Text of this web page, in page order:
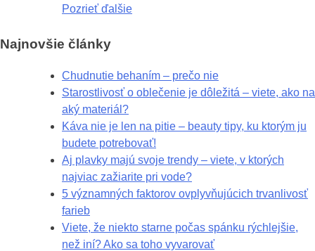
Pozrieť ďalšie
Najnovšie články
Chudnutie behaním – prečo nie
Starostlivosť o oblečenie je dôležitá – viete, ako na
aký materiál?
Káva nie je len na pitie – beauty tipy, ku ktorým ju
budete potrebovať!
Aj plavky majú svoje trendy – viete, v ktorých
najviac zažiarite pri vode?
5 významných faktorov ovplyvňujúcich trvanlivosť
farieb
Viete, že niekto starne počas spánku rýchlejšie,
než iní? Ako sa toho vyvarovať